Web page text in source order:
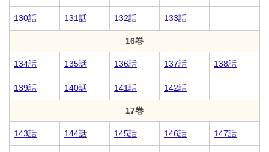
130話 131話 132話 133話
16巻
134話 135話 136話 137話 138話
139話 140話 141話 142話
17巻
143話 144話 145話 146話 147話